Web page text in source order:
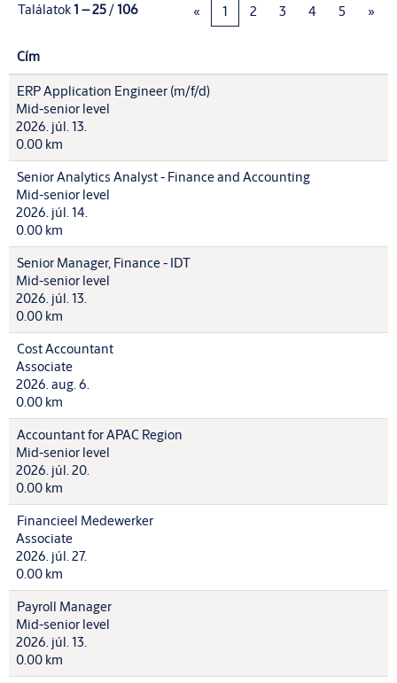
Találatok1 – 25/106 « 1 2 3 4 5 »
Cím
ERP Application Engineer (m/f/d)
Mid-senior level
2026. júl. 13.
0.00 km
Senior Analytics Analyst - Finance and Accounting
Mid-senior level
2026. júl. 14.
0.00 km
Senior Manager, Finance - IDT
Mid-senior level
2026. júl. 13.
0.00 km
Cost Accountant
Associate
2026. aug. 6.
0.00 km
Accountant for APAC Region
Mid-senior level
2026. júl. 20.
0.00 km
Financieel Medewerker
Associate
2026. júl. 27.
0.00 km
Payroll Manager
Mid-senior level
2026. júl. 13.
0.00 km